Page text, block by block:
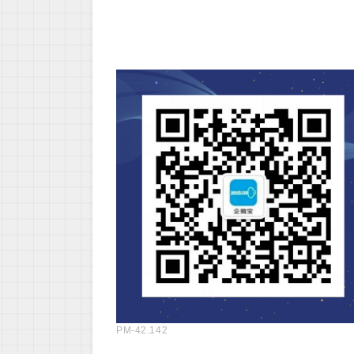
PM-42.142